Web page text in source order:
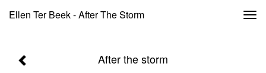
Ellen Ter Beek - After The Storm
After the storm